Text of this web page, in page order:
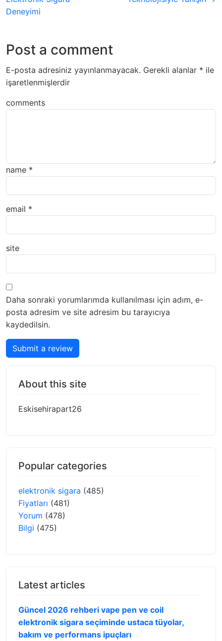
Deneyimi
Post a comment
E-posta adresiniz yayınlanmayacak. Gerekli alanlar * ile
işaretlenmişlerdir
comments
name *
email *
site
Daha sonraki yorumlarımda kullanılması için adım, e-
posta adresim ve site adresim bu tarayıcıya
kaydedilsin.
Submit a review
About this site
Eskisehirapart26
Popular categories
elektronik sigara (485)
Fiyatları (481)
Yorum (478)
Bilgi (475)
Latest articles
Güncel 2026 rehberi vape pen ve coil
elektronik sigara seçiminde ustaca tüyolar,
bakım ve performans ipuçları